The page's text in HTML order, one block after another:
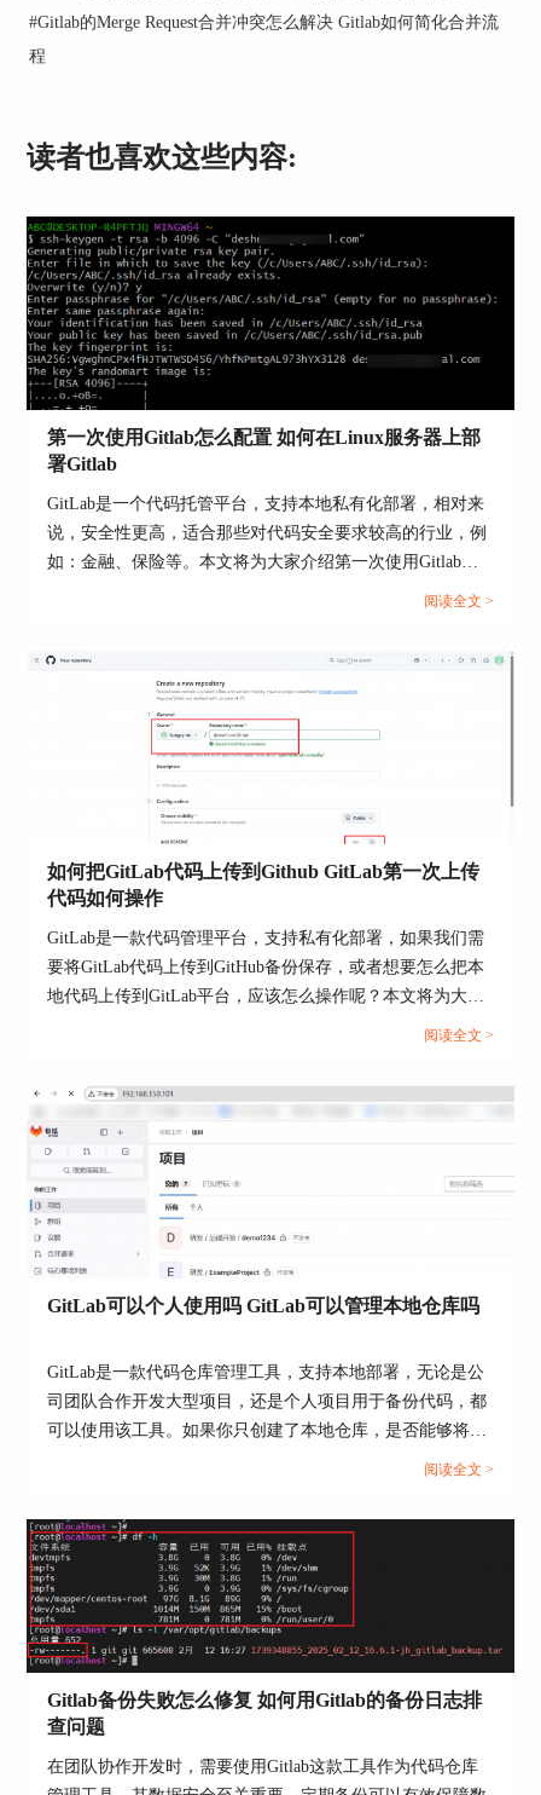
若连接失败，说明是 PostgreSQL 层问题;若成功，
间。
PostgreSQL 有最大连接数限制(默认100)。如并发
查看当前连接数：
SELECT count(*) FROM pg_stat_activity;
如超过阈值(例如 max_connections = 100)，可临时
重启 GitLab 清空连接：
sudo gitlab-ctl restart
使用 PgBouncer 限流;
增加 max_connections;
限制并发 Runner 数量;
如 PostgreSQL 无法启动，查看系统日志是否有如
检查磁盘空间：
df -h /var/opt/gitlab/postgresql
清理无用日志、CI文件或扩容磁盘后重启数据库服
务。
5. 数据库密码变更后未同步
导致连接失败。
修改配置后，务必重新加载：
sudo gitlab-ctl reconfigure
二、GitLab数据库的死锁问题如何处理
死锁(Deadlock)是指两个或多个事务互相等待对方
释放资源，造成永久阻塞。GitLab 在高并发读写
(如同时合并多个MR、批量更新权限等)时可能触发
死锁。
1. 判断是否发生了死锁
#Gitlab的Merge Request合并冲突怎么解决 Gitlab如何简化合并流
程
读者也喜欢这些内容:
第一次使用Gitlab怎么配置 如何在Linux服务器上部
署Gitlab
GitLab是一个代码托管平台，支持本地私有化部署，相对来
说，安全性更高，适合那些对代码安全要求较高的行业，例
如：金融、保险等。本文将为大家介绍第一次使用Gitlab怎
么配置，如何在Linux服务器上部署Gitlab的相关内容。...
阅读全文 >
如何把GitLab代码上传到Github GitLab第一次上传
代码如何操作
GitLab是一款代码管理平台，支持私有化部署，如果我们需
要将GitLab代码上传到GitHub备份保存，或者想要怎么把本
地代码上传到GitLab平台，应该怎么操作呢？本文将为大家
介绍如何把GitLab代码上传到GitHub，GitLab第一次上传代
阅读全文 >
GitLab可以个人使用吗 GitLab可以管理本地仓库吗
GitLab是一款代码仓库管理工具，支持本地部署，无论是公
司团队合作开发大型项目，还是个人项目用于备份代码，都
可以使用该工具。如果你只创建了本地仓库，是否能够将本
地仓库推送到GitLab服务中呢？本文将为大家介绍GitLab可
阅读全文 >
Gitlab备份失败怎么修复 如何用Gitlab的备份日志排
查问题
在团队协作开发时，需要使用Gitlab这款工具作为代码仓库